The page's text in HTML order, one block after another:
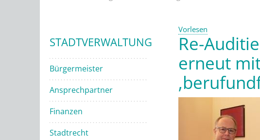
STADTVERWALTUNG
Bürgermeister
Ansprechpartner
Finanzen
Stadtrecht
Vorlesen
Re-
erneut